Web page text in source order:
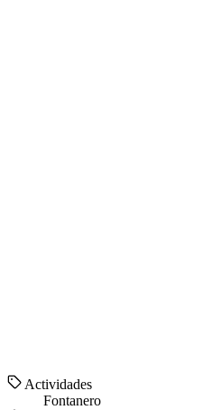
Actividades
Fontanero